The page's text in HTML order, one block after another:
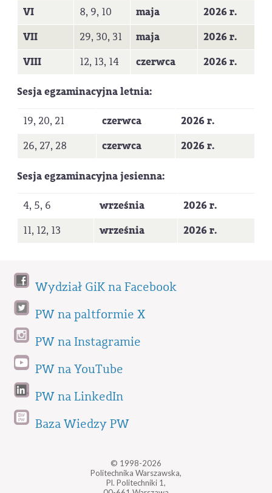
VI
8, 9, 10 maja
2026 r.
VII
29, 30, 31 maja
2026 r.
VIII
12, 13, 14 czerwca 2026 r.
Sesja egzaminacyjna letnia:
19, 20, 21 czerwca
2026 r.
26, 27, 28
czerwca 2026 r.
Sesja egzaminacyjna jesienna:
4, 5, 6 września
2026 r.
11, 12, 13
września 2026 r.
Wydział GiK na Facebook
PW na paltformie X
PW na Instagramie
PW na YouTube
PW na LinkedIn
Baza Wiedzy PW
© 1998-2026
Politechnika Warszawska,
Pl. Politechniki 1,